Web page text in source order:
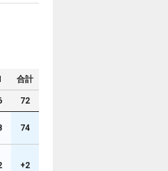
合計
72
74
+2